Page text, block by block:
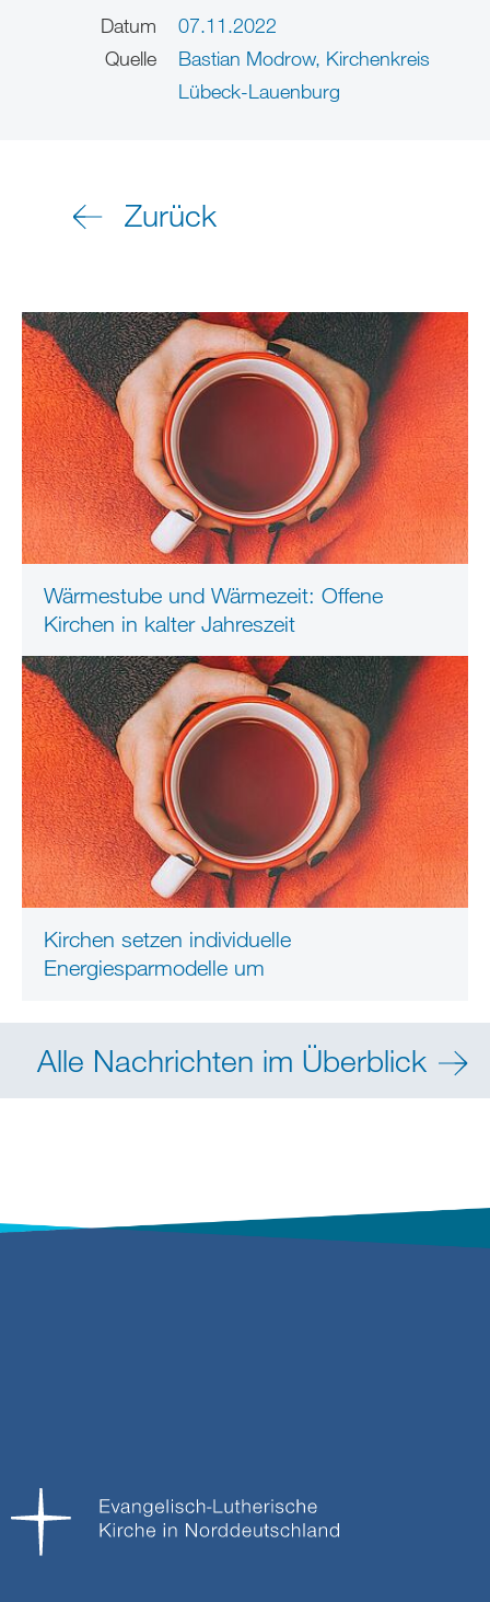
Datum
07.11.2022
Quelle
Bastian Modrow, Kirchenkreis
Lübeck-Lauenburg
Zurück
Wärmestube und Wärmezeit: Offene
Kirchen in kalter Jahreszeit
Kirchen setzen individuelle
Energiesparmodelle um
Alle Nachrichten im Überblick